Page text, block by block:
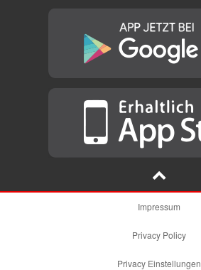
Impressum
Privacy Policy
Privacy Einstellungen